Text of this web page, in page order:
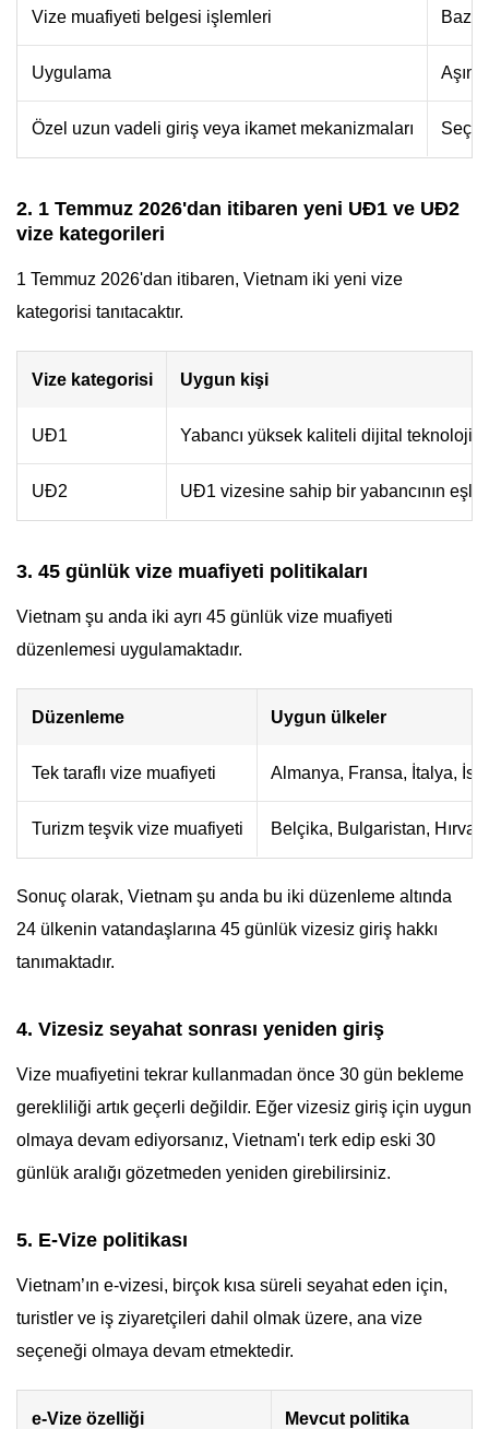
Vize muafiyeti belgesi işlemleri Bazı
Uygulama
Özel uzun vadeli giriş veya ikamet mekanizmaları
2. 1 Temmuz 2026'dan itibaren yeni UĐ1 ve UĐ2
vize kategorileri
1 Temmuz 2026'dan itibaren, Vietnam iki yeni vize
kategorisi tanıtacaktır.
Vize kategorisi Uygun kişi
UĐ1 Yabancı yüksek kaliteli dijital teknoloji
UĐ2 UĐ1 vizesine sahip bir yabancının
3. 45 günlük vize muafiyeti politikaları
Vietnam şu anda iki ayrı 45 günlük vize muafiyeti
düzenlemesi uygulamaktadır.
Düzenleme Uygun ülkeler
Tek taraflı vize muafiyeti Almanya, Fransa, İtalya,
Turizm teşvik vize muafiyeti Belçika, Bulgaristan,
Sonuç olarak, Vietnam şu anda bu iki düzenleme altında
24 ülkenin vatandaşlarına 45 günlük vizesiz giriş hakkı
tanımaktadır.
4. Vizesiz seyahat sonrası yeniden giriş
Vize muafiyetini tekrar kullanmadan önce 30 gün bekleme
gerekliliği artık geçerli değildir. Eğer vizesiz giriş için uygun
olmaya devam ediyorsanız, Vietnam'ı terk edip eski 30
günlük aralığı gözetmeden yeniden girebilirsiniz.
5. E-Vize politikası
Vietnam’ın e-vizesi, birçok kısa süreli seyahat eden için,
turistler ve iş ziyaretçileri dahil olmak üzere, ana vize
seçeneği olmaya devam etmektedir.
e-Vize özelliği Mevcut politika